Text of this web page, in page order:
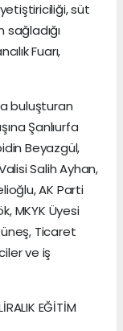
süt
Fuarı,
buluşturan
Şanlıurfa
Beyazgül,
Salih Ayhan,
AK Parti
MKYK Üyesi
Ticaret
ve iş
EĞİTİM